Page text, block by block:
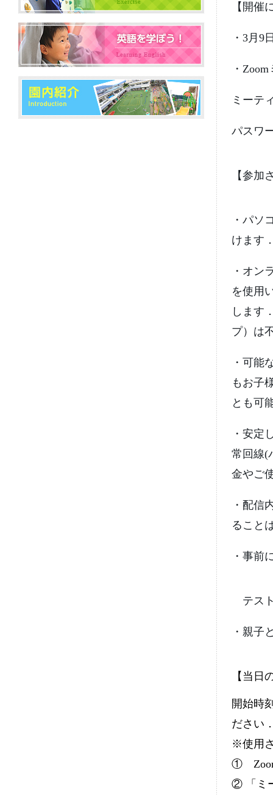
【開催
・ 3月 9
・ Zoom
ミーテ
パスワ
【参加
・パソ
けます
・オン
を使用
します
プ）は
・可能
もお子
とも可
・安定
常回線(
金やご
・配信
ること
・事前
テス
・親子
【当日
開始時
ださい
※使用
①
② 「ミ